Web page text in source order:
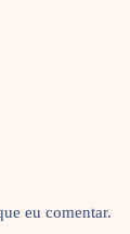
eu comentar.